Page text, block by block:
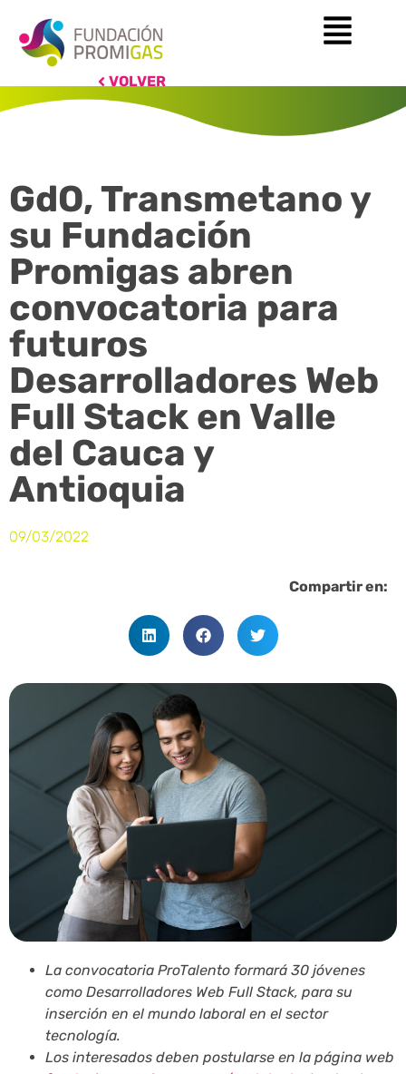
VOLVER
GdO, Transmetano y
su Fundación
Promigas abren
convocatoria para
futuros
Desarrolladores Web
Full Stack en Valle
del Cauca y
Antioquia
09/03/2022
Compartir en:
La convocatoria ProTalento formará 30 jóvenes
como Desarrolladores Web Full Stack, para su
inserción en el mundo laboral en el sector
tecnología.
Los interesados deben postularse en la página web